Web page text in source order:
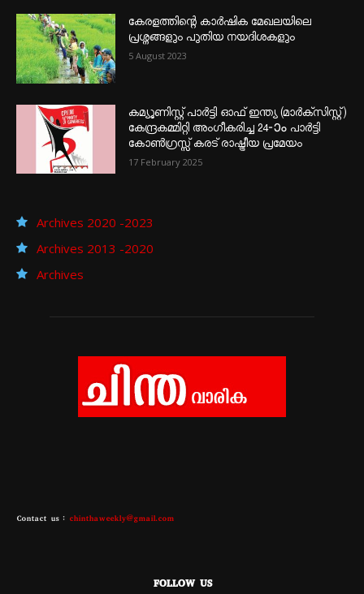
കേരളത്തിന്റെ കാർഷിക മേഖലയിലെ
പ്രശ്നങ്ങളും പുതിയ നയദിശകളും
5 August 2023
കമ്യൂണിസ്റ്റ് പാർട്ടി ഓഫ് ഇന്ത്യ (മാർക്സിസ്റ്റ്)
കേന്ദ്രകമ്മിറ്റി അംഗീകരിച്ച 24‐ാം പാർട്ടി
കോൺഗ്രസ്സ് കരട് രാഷ്ട്രീയ പ്രമേയം
17 February 2025
Archives 2020 -2023
Archives 2013 -2020
Archives
Contact us : chinthaweekly@gmail.com
FOLLOW US